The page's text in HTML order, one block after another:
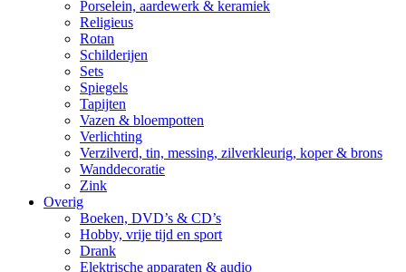
Porselein, aardewerk & keramiek
Religieus
Rotan
Schilderijen
Sets
Spiegels
Tapijten
Vazen & bloempotten
Verlichting
Verzilverd, tin, messing, zilverkleurig, koper & brons
Wanddecoratie
Zink
Overig
Boeken, DVD’s & CD’s
Hobby, vrije tijd en sport
Drank
Elektrische apparaten & audio